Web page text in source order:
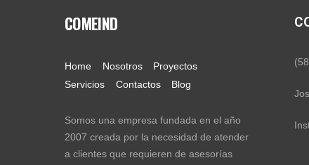
COMEIND
Home Nosotros
Proyectos
Servicios
Contactos Blog
Somos una empresa fundada en el año
2007 creada por la necesidad de atender
a clientes que requieren de asesorías